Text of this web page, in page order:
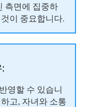
측면에 집중하
이 중요합니다.
영할 수 있습니
고, 자녀와 소통